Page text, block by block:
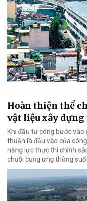
Hoàn thiện thể
vật liệu xây
Khi đầu tư công bước vào
thuần là đầu vào của
năng lực thực thi chính
chuỗi cung ứng thông